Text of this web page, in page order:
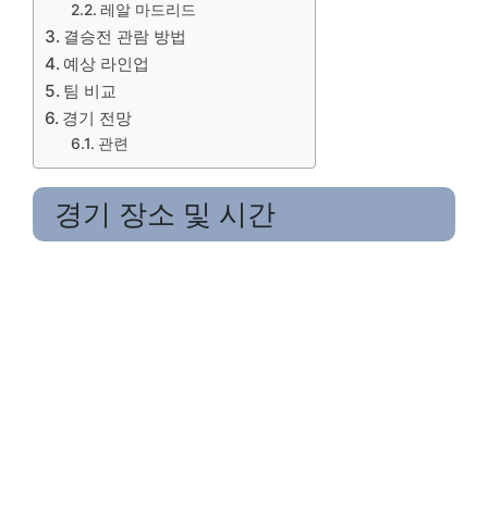
레알 마드리드
결승전 관람 방법
예상 라인업
팀 비교
경기 전망
관련
경기 장소 및 시간